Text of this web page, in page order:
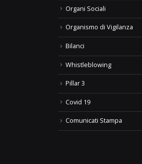
Organi Sociali
Organismo di Vigilanza
Bilanci
Whistleblowing
Pillar 3
Covid 19
Comunicati Stampa